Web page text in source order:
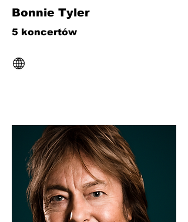
Bonnie Tyler
5 koncertów